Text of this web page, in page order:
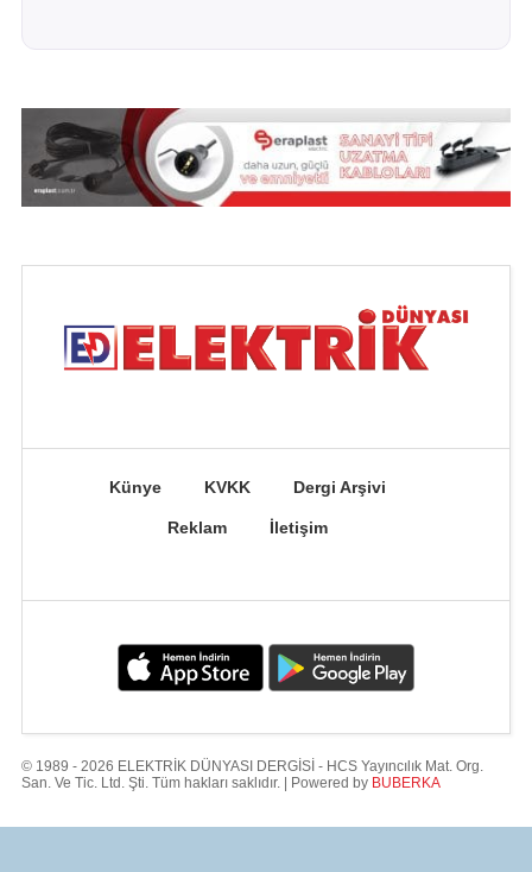
Künye KVKK Dergi Arşivi
Reklam İletişim
© 1989 - 2026 ELEKTRİK DÜNYASI DERGİSİ - HCS Yayıncılık Mat. Org.
San. Ve Tic. Ltd. Şti. Tüm hakları saklıdır. | Powered by BUBERKA